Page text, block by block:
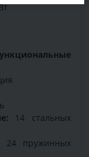
14 стальных
24 пружинных